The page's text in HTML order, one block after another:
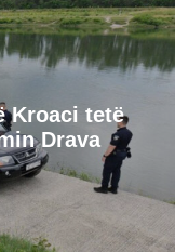
Kroaci tetë
Drava